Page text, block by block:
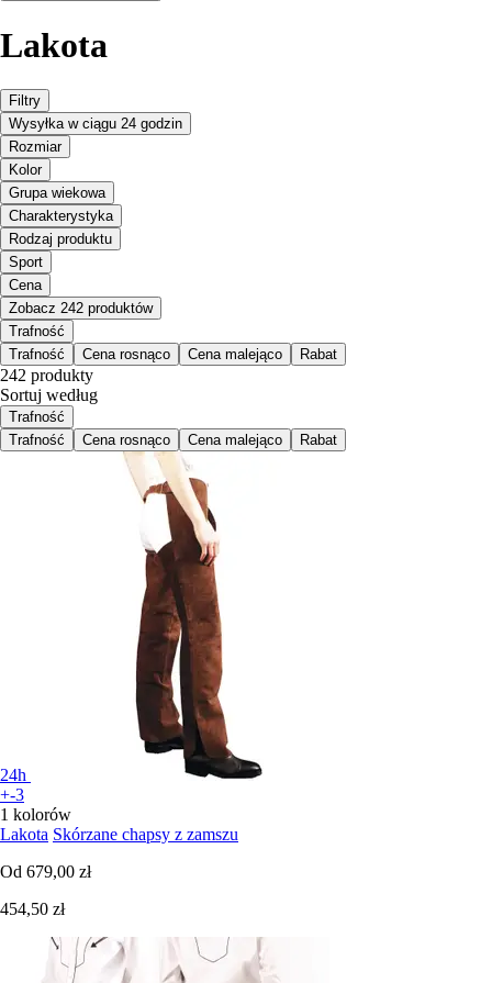
Lakota
Filtry
Wysyłka w ciągu 24 godzin
Rozmiar
Kolor
Grupa wiekowa
Charakterystyka
Rodzaj produktu
Sport
Cena
Zobacz 242 produktów
Trafność
Trafność
Cena rosnąco Cena malejąco Rabat
242 produkty
Sortuj według
Trafność
Trafność
Cena rosnąco Cena malejąco Rabat
24h
+-3
1 kolorów
Lakota Skórzane chapsy z zamszu
Od 679,00 zł
454,50 zł